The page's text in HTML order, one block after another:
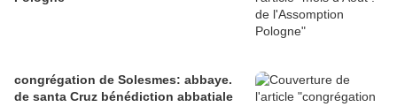
congrégation de Solesmes: abbaye.
de santa Cruz bénédiction abbatiale